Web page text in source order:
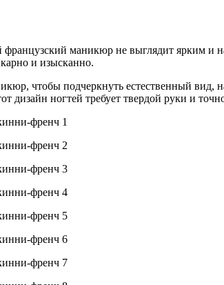
французский маникюр не выглядит ярким
и изысканно.
чтобы подчеркнуть естественный
дизайн ногтей требует твердой руки и